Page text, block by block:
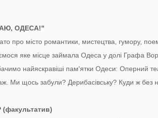
ОДЕСА!"
про місто романтики, мистецтва, гумору,
яке місце займала Одеса у долі Графа
найяскравіші пам'ятки Одеси: Оперний
Ми щось забули? Дерибасівську? Куди ж без